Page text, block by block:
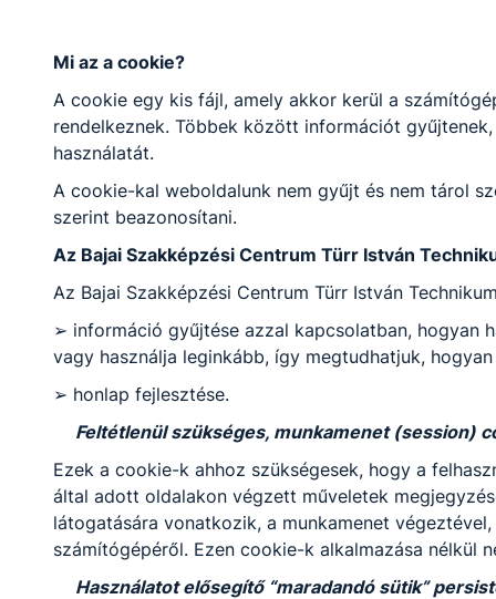
specializáló szakmai képzéseknek
továbblépésre, szakmai ismereteinek
magasabb szintre emelésére. Vagyis egy jó
szakma ugyanúgy lehetséges karrierutat
jelent, mint egy diploma. A jó szakembereket
megbecsüli a társadalom. A szakirányú
oktatás mind a szakképző iskolában, mind a
technikumban elsődlegesen vállalati
helyszínen, duális partnereknél valósul meg.
Mivel a duális képzőhellyel kötött
szakképzési munkaszerződés alapján a
tanulmányaik során rendszeres jövedelemhez
juthatnak. A szakképző intézmények első
amelynek egy része egyösszegű pályakezdési
juttatásként kerül kifizetésre a szakmai vizsga
sikeres teljesítését követően.
Mi az a cookie?
A cookie egy kis fájl, amely akkor kerül a
rendelkeznek. Többek között információt
használatát.
A cookie-kal weboldalunk nem gyűjt és nem tárol
szerint beazonosítani.
Az Bajai Szakképzési Centrum Türr István
Az Bajai Szakképzési Centrum Türr István
➢ információ gyűjtése azzal kapcsolatban, hogyan
vagy használja leginkább, így megtudhatjuk,
➢ honlap fejlesztése.
Feltétlenül szükséges, munkamenet (session)
Ezek a cookie-k ahhoz szükségesek, hogy a
által adott oldalakon végzett műveletek
látogatására vonatkozik, a munkamenet
számítógépéről. Ezen cookie-k alkalmazása nélkül
Használatot elősegítő “maradandó sütik”